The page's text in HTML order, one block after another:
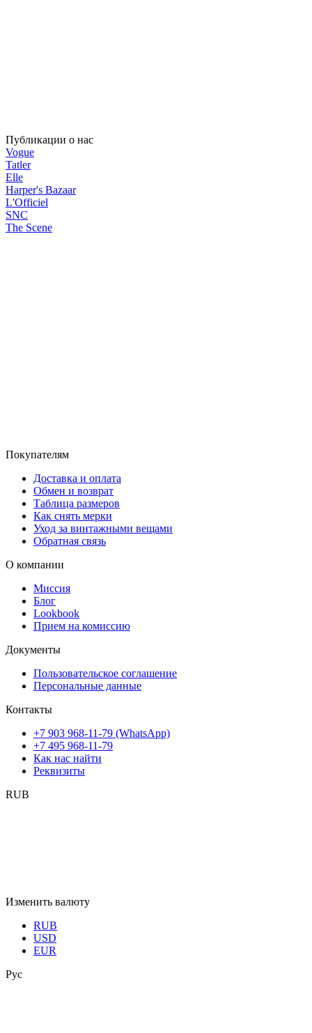
Публикации о нас
Vogue
Tatler
Elle
Harper's Bazaar
L'Officiel
SNC
The Scene
Покупателям
Доставка и оплата
Обмен и возврат
Таблица размеров
Как снять мерки
Уход за винтажными вещами
Обратная связь
О компании
Миссия
Блог
Lookbook
Прием на комиссию
Документы
Пользовательское соглашение
Персональные данные
Контакты
+7 903 968-11-79 (WhatsApp)
+7 495 968-11-79
Как нас найти
Реквизиты
RUB
Изменить валюту
RUB
USD
EUR
Рус